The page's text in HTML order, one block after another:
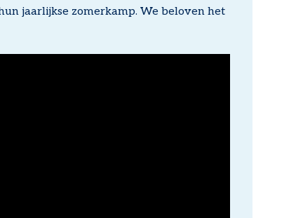
jaarlijkse zomerkamp. We beloven het